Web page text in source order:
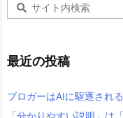
最近の投稿
ブロガーはAIに駆逐され